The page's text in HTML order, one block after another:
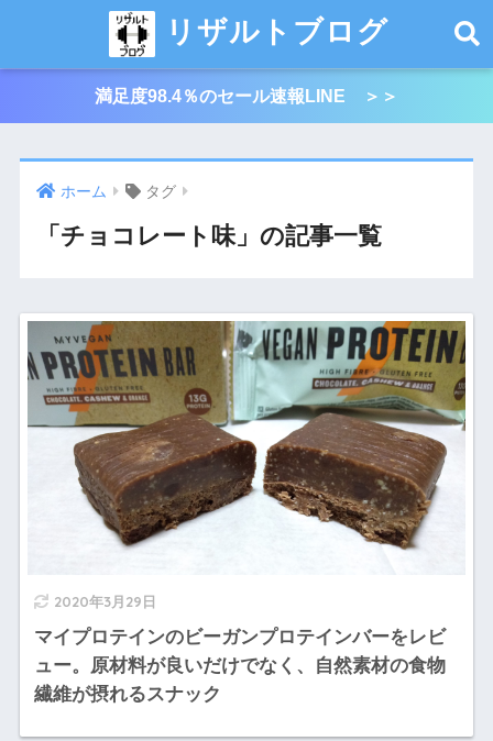
リザルトブログ
満足度98.4％のセール速報LINE ＞＞
ホーム タグ
「チョコレート味」の記事一覧
2020年3月29日
マイプロテインのビーガンプロテインバーをレビ
ュー。原材料が良いだけでなく、自然素材の食物
繊維が摂れるスナック